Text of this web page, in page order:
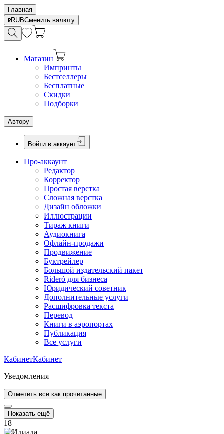
Главная
RUBСменить валюту
Магазин
Импринты
Бестселлеры
Бесплатные
Скидки
Подборки
Автору
Войти в аккаунт
Про-аккаунт
Редактор
Корректор
Простая верстка
Сложная верстка
Дизайн обложки
Иллюстрации
Тираж книги
Аудиокнига
Офлайн-продажи
Продвижение
Буктрейлер
Большой издательский пакет
Rideró для бизнеса
Юридический советник
Дополнительные услуги
Расшифровка текста
Перевод
Книги в аэропортах
Публикация
Все услуги
КабинетКабинет
Уведомления
Отметить все как прочитанные
Показать ещё
18+